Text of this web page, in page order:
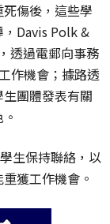
傷後，這些學
Davis Polk &
透過電郵向事務
作機會；據路透
團體發表有關
生保持聯絡，以
獲工作機會。